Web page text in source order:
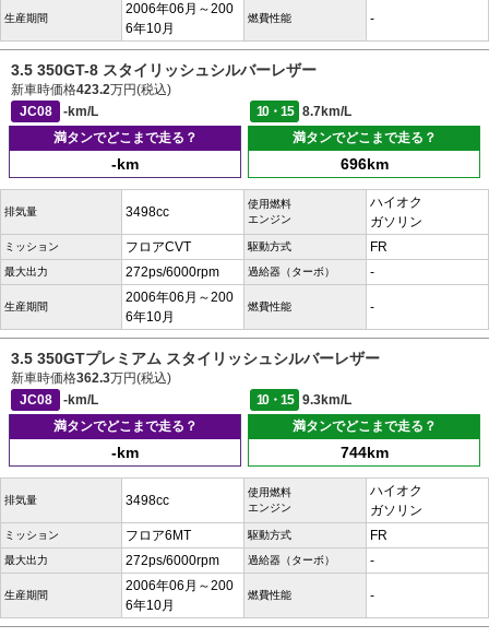
生産期間
2006年06月～200
6年10月
燃費性能 -
3.5 350GT-8 スタイリッシュシルバーレザー
新車時価格423.2万円(税込)
JC08
-km/L 10・15
8.7km/L
満タンでどこまで走る？
-km
満タンでどこまで走る？
696km
排気量 3498cc
使用燃料
エンジン
ハイオク
ガソリン
ミッション フロアCVT 駆動方式 FR
最大出力 272ps/6000rpm 過給器（ターボ） -
生産期間
2006年06月～200
6年10月
燃費性能 -
3.5 350GTプレミアム スタイリッシュシルバーレザー
新車時価格362.3万円(税込)
JC08
-km/L 10・15
9.3km/L
満タンでどこまで走る？
-km
満タンでどこまで走る？
744km
排気量 3498cc
使用燃料
エンジン
ハイオク
ガソリン
ミッション フロア6MT 駆動方式 FR
最大出力 272ps/6000rpm 過給器（ターボ） -
生産期間
2006年06月～200
6年10月
燃費性能 -